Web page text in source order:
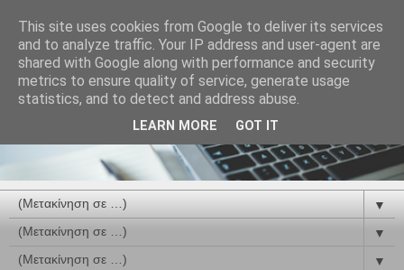
▼
▼
▼
This site uses cookies from Google to deliver its services
and to analyze traffic. Your IP address and user-agent are
shared with Google along with performance and security
metrics to ensure quality of service, generate usage
statistics, and to detect and address abuse.
LEARN MORE GOT IT